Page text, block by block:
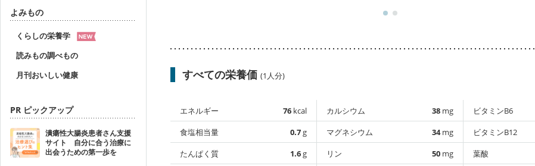
よみもの
くらしの栄養学
読みもの調べもの
月刊おいしい健康
PR ピックアップ
潰瘍性大腸炎患者さん支援
サイト 自分に合う治療に
出会うための第一歩を
すべての栄養価 (1人分)
エネルギー 76 kcal
食塩相当量
0.7g
たんぱく質
1.6g
カルシウム 38 mg
マグネシウム
34mg
リン
50 mg
ビタミンB6
ビタミンB12
葉酸